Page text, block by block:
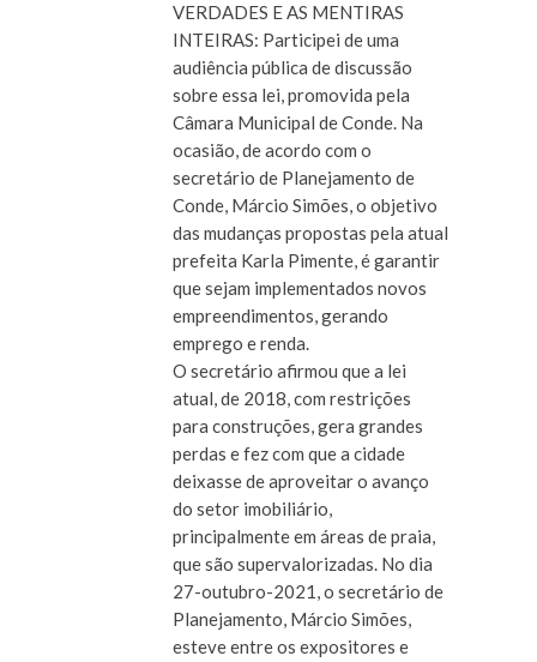
VERDADES E AS MENTIRAS
INTEIRAS: Participei de uma
audiência pública de discussão
sobre essa lei, promovida pela
Câmara Municipal de Conde. Na
ocasião, de acordo com o
secretário de Planejamento de
Conde, Márcio Simões, o objetivo
das mudanças propostas pela atual
prefeita Karla Pimente, é garantir
que sejam implementados novos
empreendimentos, gerando
emprego e renda.
O secretário afirmou que a lei
atual, de 2018, com restrições
para construções, gera grandes
perdas e fez com que a cidade
deixasse de aproveitar o avanço
do setor imobiliário,
principalmente em áreas de praia,
que são supervalorizadas. No dia
27-outubro-2021, o secretário de
Planejamento, Márcio Simões,
esteve entre os expositores e